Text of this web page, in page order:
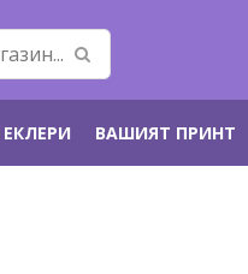
ВАШИЯТ ПРИНТ